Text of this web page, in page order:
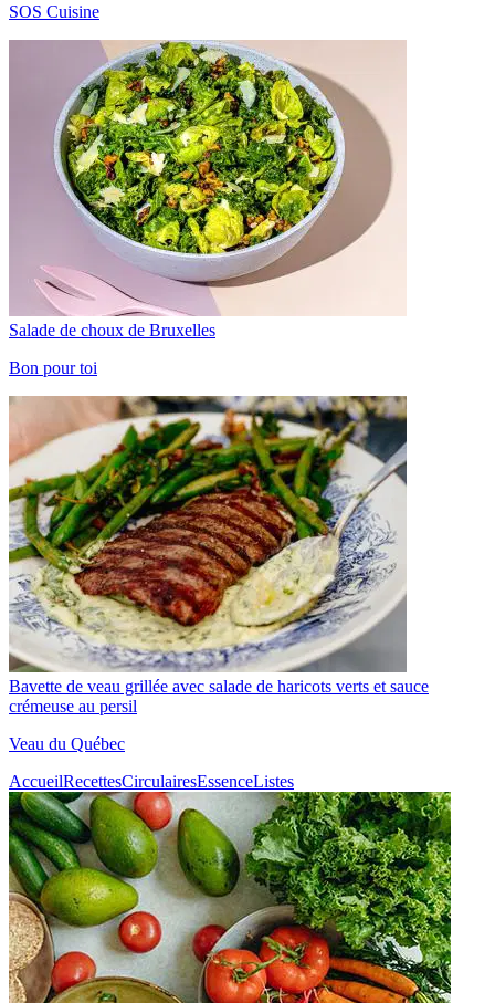
SOS Cuisine
Salade de choux de Bruxelles
Bon pour toi
Bavette de veau grillée avec salade de haricots verts et sauce
crémeuse au persil
Veau du Québec
AccueilRecettesCirculairesEssenceListes